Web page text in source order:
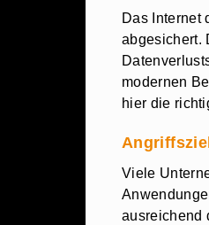
Das Internet
abgesichert.
modernen
hier die
Viele
ausreichend